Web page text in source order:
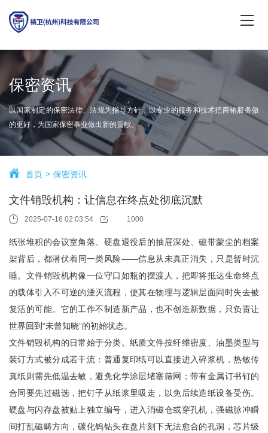
保密资讯
以国家制定的保密法律、法规为指导方针，以专业的服务和技术把商销服务做
的更好，为国家保密事业做出新的贡献。
首页 保密资讯
文件销毁机构：让信息在终点处彻底沉默
2025-07-16 02:03:54 1000
纸张堆积的会议室角落、硬盘退役后的抽屉深处、磁带蒙尘的档案
架背后，都潜伏着同一类风险——信息从未真正消失，只是暂时沉
睡。文件销毁机构像一位守口如瓶的摆渡人，把即将抵达生命终点
的载体引入不可逆的湮灭流程，使其在物理与逻辑层面同时失去被
复活的可能。它的工作不制造新产品，也不创造新数据，只负责让
世界回到“未曾知晓”的初始状态。
文件销毁机构的日常始于分类。纸质文件按纤维密度、油墨类型与
装订方式被分成若干流：普通复印纸可以直接进入碎浆机，热敏传
真纸则需先低温去敏，避免化学涂层堵塞筛网；带有金属订书钉的
合同要先过磁选，把钉子从纸浆里吸走，以免后续造纸设备受伤。
硬盘与闪存盘被贴上独立编号，进入消磁仓或穿孔机，强磁脉冲瞬
间打乱磁畴方向，碳化钨钻头在盘片刻下无法愈合的孔洞，芯片级